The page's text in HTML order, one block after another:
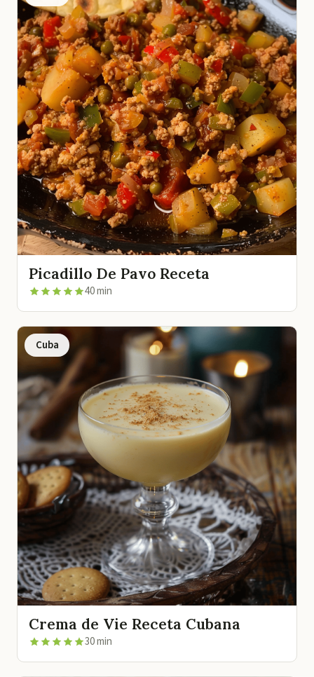
Picadillo De Pavo Receta
40 min
Cuba
Crema de Vie Receta Cubana
30 min